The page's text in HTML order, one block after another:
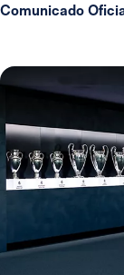
Comunicado